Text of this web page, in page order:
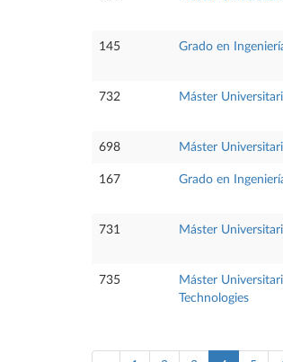
145 Grado en
732 Máster
698 Máster
167 Grado en
731 Máster
735
Máster
Technologies